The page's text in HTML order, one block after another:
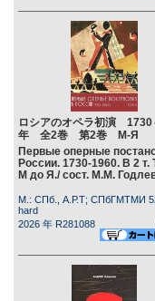
ロシアのオペラ初演 1730
年 全2巻 第2巻 М-Я
Первые оперные
России. 1730-1960. В 2 т.
М до Я./ сост. М.М.
М.: СПб., А.Р.Т; СПбГМТМИ
hard
2026 年 R281088